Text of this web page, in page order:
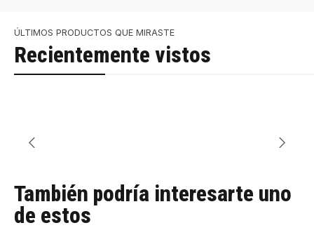
ÚLTIMOS PRODUCTOS QUE MIRASTE
Recientemente vistos
También podría interesarte uno
de estos